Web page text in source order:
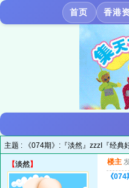
首页 香港
主题 : 《074期》:『淡然』zzzI『经
【淡然】 楼主
《